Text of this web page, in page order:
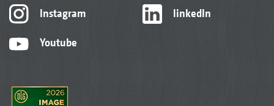
Instagram
Youtube
linkedIn